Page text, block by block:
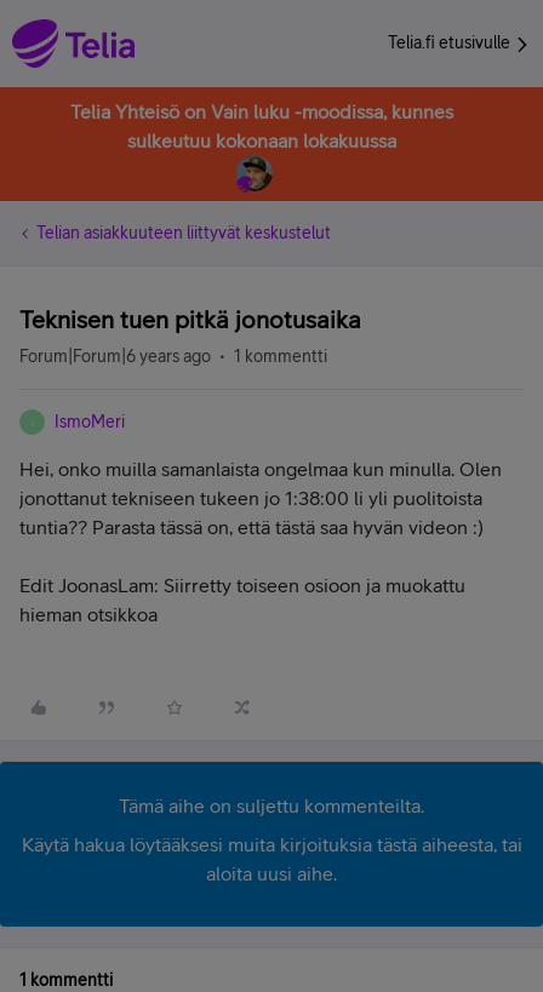
Telia.fi etusivulle
Telia Yhteisö on Vain luku -moodissa, kunnes
sulkeutuu kokonaan lokakuussa
Telian asiakkuuteen liittyvät keskustelut
Teknisen tuen pitkä jonotusaika
Forum|Forum|6 years ago 1 kommentti
IsmoMeri
Hei, onko muilla samanlaista ongelmaa kun minulla. Olen
jonottanut tekniseen tukeen jo 1:38:00 li yli puolitoista
tuntia?? Parasta tässä on, että tästä saa hyvän videon :)
Edit JoonasLam: Siirretty toiseen osioon ja muokattu
hieman otsikkoa
Tämä aihe on suljettu kommenteilta.
Käytä hakua löytääksesi muita kirjoituksia tästä aiheesta, tai
aloita uusi aihe.
1 kommentti